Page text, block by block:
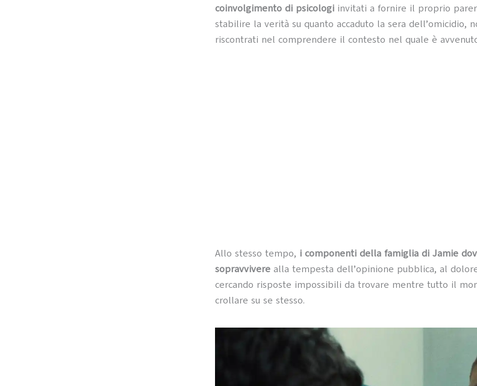
coinvolgimento di psicologi invitati a fornire il proprio
stabilire la verità su quanto accaduto la sera dell’omicidio,
riscontrati nel comprendere il contesto nel quale è
Allo stesso tempo, i componenti della famiglia di Jamie
sopravvivere alla tempesta dell’opinione pubblica, al
cercando risposte impossibili da trovare mentre tutto il
crollare su se stesso.